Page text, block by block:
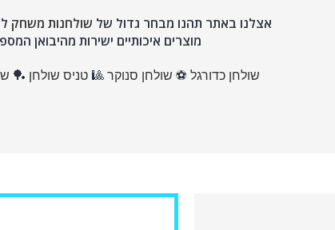
אצלנו באתר תהנו מבחר גדול של שולחנות משחק
מוצרים איכותיים ישירות מהיבואן
שולחן כדורגל ⚽ שולחן סנוקר 🎱 טניס שולחן 🏓